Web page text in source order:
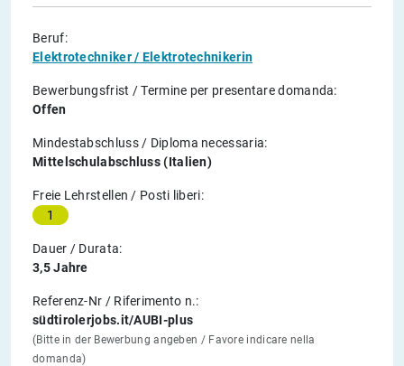
Beruf:
Elektrotechniker / Elektrotechnikerin
Bewerbungsfrist / Termine per presentare domanda:
Offen
Mindestabschluss / Diploma necessaria:
Mittelschulabschluss (Italien)
Freie Lehrstellen / Posti liberi:
1
Dauer / Durata:
3,5 Jahre
Referenz-Nr / Riferimento n.:
südtirolerjobs.it/AUBI-plus
(Bitte in der Bewerbung angeben / Favore indicare nella
domanda)